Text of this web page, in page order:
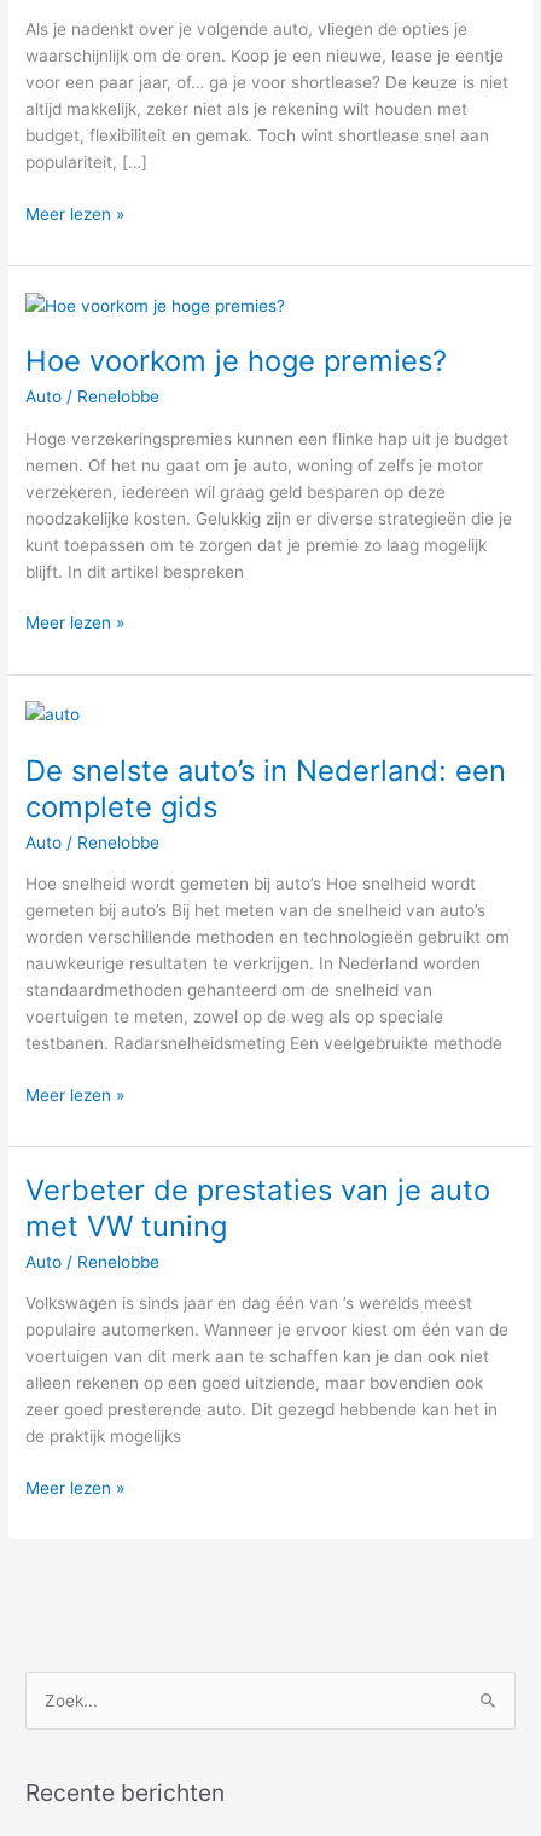
Als je nadenkt over je volgende auto, vliegen de opties je
waarschijnlijk om de oren. Koop je een nieuwe, lease je eentje
voor een paar jaar, of… ga je voor shortlease? De keuze is niet
altijd makkelijk, zeker niet als je rekening wilt houden met
budget, flexibiliteit en gemak. Toch wint shortlease snel aan
populariteit, […]
moet
Meer lezen »
Hoe voorkom je hoge premies?
Auto / Renelobbe
Hoge verzekeringspremies kunnen een flinke hap uit je budget
nemen. Of het nu gaat om je auto, woning of zelfs je motor
verzekeren, iedereen wil graag geld besparen op deze
noodzakelijke kosten. Gelukkig zijn er diverse strategieën die je
kunt toepassen om te zorgen dat je premie zo laag mogelijk
blijft. In dit artikel bespreken
Hoe
je
premies?
Meer lezen »
De snelste auto’s in Nederland: een
complete gids
Auto / Renelobbe
Hoe snelheid wordt gemeten bij auto’s Hoe snelheid wordt
gemeten bij auto’s Bij het meten van de snelheid van auto’s
worden verschillende methoden en technologieën gebruikt om
nauwkeurige resultaten te verkrijgen. In Nederland worden
standaardmethoden gehanteerd om de snelheid van
voertuigen te meten, zowel op de weg als op speciale
testbanen. Radarsnelheidsmeting Een veelgebruikte methode
De
auto’s
Nederland:
een
Meer lezen »
Verbeter de prestaties van je auto
met VW tuning
Auto / Renelobbe
Volkswagen is sinds jaar en dag één van ’s werelds meest
populaire automerken. Wanneer je ervoor kiest om één van de
voertuigen van dit merk aan te schaffen kan je dan ook niet
alleen rekenen op een goed uitziende, maar bovendien ook
zeer goed presterende auto. Dit gezegd hebbende kan het in
de praktijk mogelijks
Verbeter
prestaties
van
met
Meer lezen »
kRecente berichten